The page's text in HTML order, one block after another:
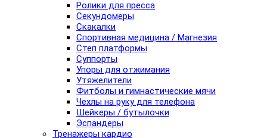
Ролики для пресса
Секундомеры
Скакалки
Спортивная медицина / Магнезия
Степ платформы
Суппорты
Упоры для отжимания
Утяжелители
Фитболы и гимнастические мячи
Чехлы на руку для телефона
Шейкеры / бутылочки
Эспандеры
Тренажеры кардио